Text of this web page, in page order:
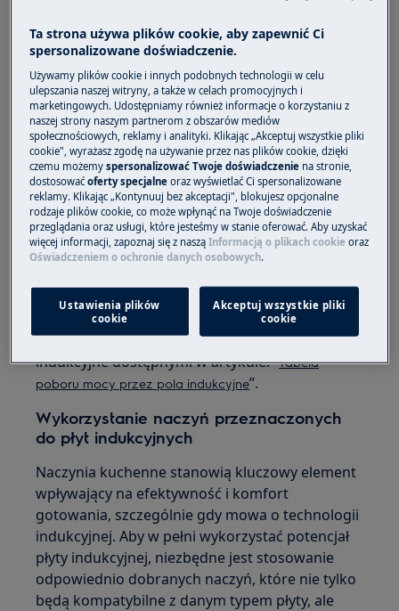
gotowania pozwala znacznie zmniejszyć zużycie
energii. Z kolei dla intensywniejszych metod
przygotowania posiłków, takich jak smażenie,
wybieraj umiarkowane ustawienia mocy,
unikając nadmiernego zużycia energii na
najwyższych poziomach, o ile nie jest to
absolutnie konieczne.
Dokładne informacje na temat sugerowanych
ustawień zastosowania poboru mocy dla
poszczególnych pól i stref grzewczych
znajdziesz w artykule: “Jak optymalnie wykorzystać
moc grzania w płytach indukcyjnych?”.
Dodatkowo zachęcamy do zapoznania się z
informacjami na temat poboru mocy przez płyty
indukcyjne dostępnymi w artykule: “Tabela
poboru mocy przez pola indukcyjne”.
Wykorzystanie naczyń przeznaczonych
do płyt indukcyjnych
Naczynia kuchenne stanowią kluczowy element
wpływający na efektywność i komfort
gotowania, szczególnie gdy mowa o technologii
indukcyjnej. Aby w pełni wykorzystać potencjał
płyty indukcyjnej, niezbędne jest stosowanie
odpowiednio dobranych naczyń, które nie tylko
będą kompatybilne z danym typem płyty, ale
Ta strona używa plików cookie, aby zapewnić Ci
spersonalizowane doświadczenie.
Używamy plików cookie i innych podobnych technologii w celu
ulepszania naszej witryny, a także w celach promocyjnych i
marketingowych. Udostępniamy również informacje o korzystaniu z
naszej strony naszym partnerom z obszarów mediów
społecznościowych, reklamy i analityki. Klikając „Akceptuj wszystkie pliki
cookie", wyrażasz zgodę na używanie przez nas plików cookie, dzięki
czemu możemyspersonalizować Twoje doświadczenie na stronie,
dostosowaćoferty specjalne oraz wyświetlać Ci spersonalizowane
reklamy. Klikając „Kontynuuj bez akceptacji", blokujesz opcjonalne
rodzaje plików cookie, co może wpłynąć na Twoje doświadczenie
przeglądania oraz usługi, które jesteśmy w stanie oferować. Aby uzyskać
więcej informacji, zapoznaj się z nasząInformacją o plikach cookie oraz
Oświadczeniem o ochronie danych osobowych.
Ustawienia plików
cookie
Akceptuj wszystkie pliki
cookie